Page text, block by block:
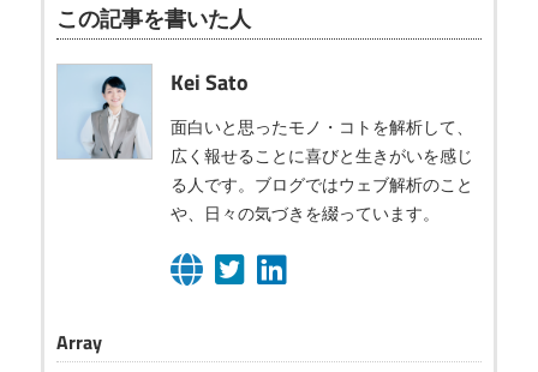
この記事を書いた人
Kei Sato
面白いと思ったモノ・コトを解析して、
広く報せることに喜びと生きがいを感じ
る人です。ブログではウェブ解析のこと
や、日々の気づきを綴っています。
Array